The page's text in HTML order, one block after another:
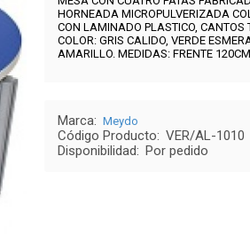
HORNEADA MICROPULVERIZADA
CON LAMINADO PLASTICO, CANTOS
COLOR: GRIS CALIDO, VERDE
AMARILLO. MEDIDAS: FRENTE
Marca: Meydo
Código Producto: VER/AL-1010
Disponibilidad: Por pedido